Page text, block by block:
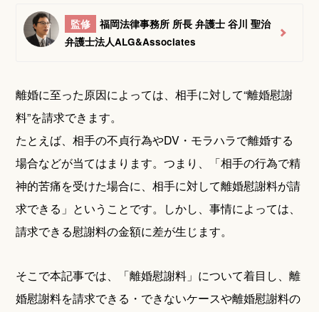
監修
福岡法律事務所 所長 弁護士 谷川 聖治
弁護士法人ALG&Associates
離婚に至った原因によっては、相手に対して“離婚慰謝
料”を請求できます。
たとえば、相手の不貞行為やDV・モラハラで離婚する
場合などが当てはまります。つまり、「相手の行為で精
神的苦痛を受けた場合に、相手に対して離婚慰謝料が請
求できる」ということです。しかし、事情によっては、
請求できる慰謝料の金額に差が生じます。
そこで本記事では、「離婚慰謝料」について着目し、離
婚慰謝料を請求できる・できないケースや離婚慰謝料の